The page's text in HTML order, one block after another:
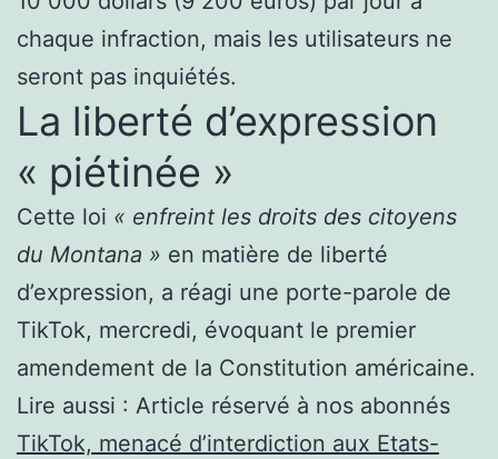
chaque infraction, mais les utilisateurs ne
seront pas inquiétés.
La liberté d’expression
« piétinée »
Cette loi « enfreint les droits des citoyens
du Montana » en matière de liberté
d’expression, a réagi une porte-parole de
TikTok, mercredi, évoquant le premier
amendement de la Constitution américaine.
Lire aussi : Article réservé à nos abonnés
TikTok, menacé d’interdiction aux Etats-